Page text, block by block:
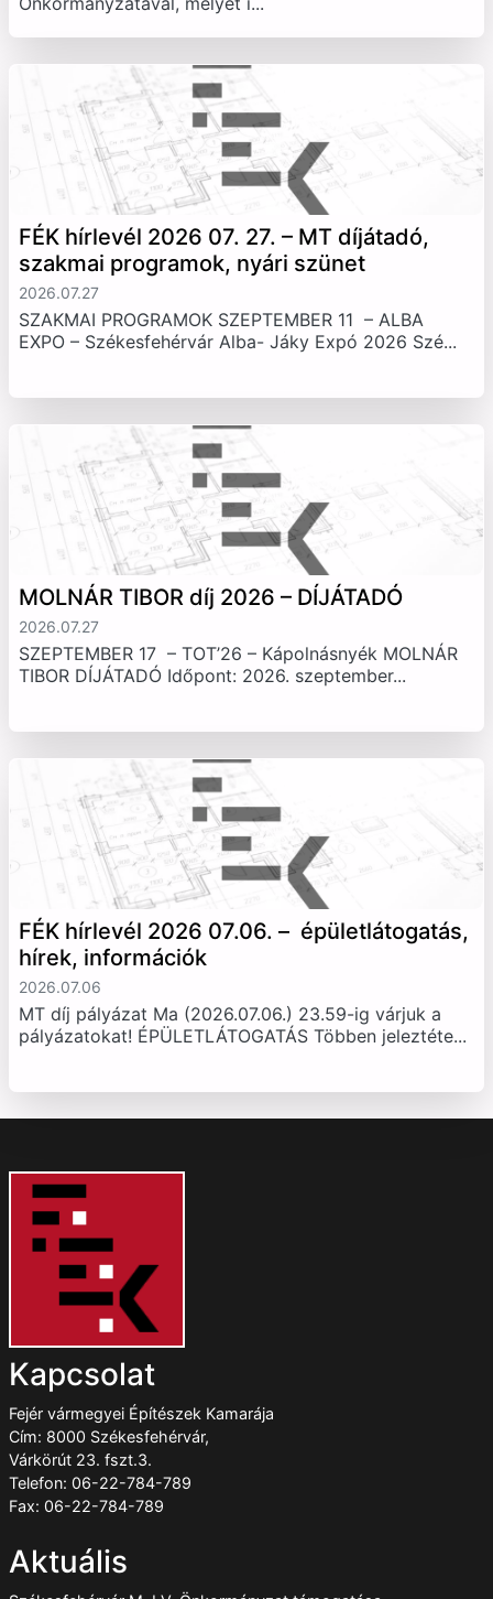
FÉK hírlevél 2026 07. 27. – MT díjátadó,
szakmai programok, nyári szünet
2026.07.27
SZAKMAI PROGRAMOK SZEPTEMBER 11 – ALBA
EXPO – Székesfehérvár Alba- Jáky Expó 2026 Szé...
MOLNÁR TIBOR díj 2026 – DÍJÁTADÓ
2026.07.27
SZEPTEMBER 17 – TOT’26 – Kápolnásnyék MOLNÁR
TIBOR DÍJÁTADÓ Időpont: 2026. szeptember...
FÉK hírlevél 2026 07.06. – épületlátogatás,
hírek, információk
2026.07.06
MT díj pályázat Ma (2026.07.06.) 23.59-ig várjuk a
pályázatokat! ÉPÜLETLÁTOGATÁS Többen jeleztéte...
Kapcsolat
Fejér vármegyei Építészek Kamarája
Cím: 8000 Székesfehérvár,
Várkörút 23. fszt.3.
Telefon: 06-22-784-789
Fax: 06-22-784-789
Aktuális